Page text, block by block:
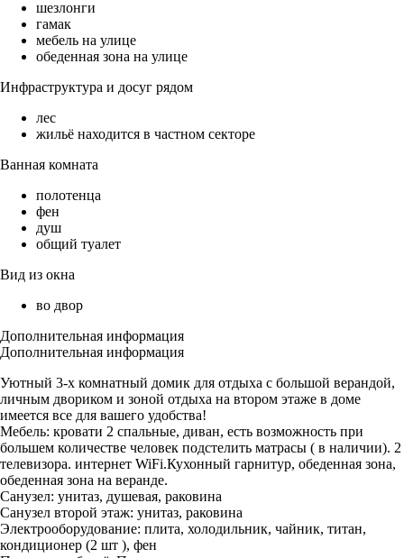
шезлонги
гамак
мебель на улице
обеденная зона на улице
Инфраструктура и досуг рядом
лес
жильё находится в частном секторе
Ванная комната
полотенца
фен
душ
общий туалет
Вид из окна
во двор
Дополнительная информация
Дополнительная информация
Уютный 3-х комнатный домик для отдыха с большой верандой,
личным двориком и зоной отдыха на втором этаже в доме
имеется все для вашего удобства!
Мебель: кровати 2 спальные, диван, есть возможность при
большем количестве человек подстелить матрасы ( в наличии). 2
телевизора. интернет WiFi.Кухонный гарнитур, обеденная зона,
обеденная зона на веранде.
Санузел: унитаз, душевая, раковина
Санузел второй этаж: унитаз, раковина
Электрооборудование: плита, холодильник, чайник, титан,
кондиционер (2 шт ), фен